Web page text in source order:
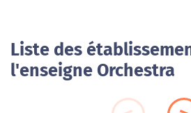
Liste des
l'enseigne Orchestra